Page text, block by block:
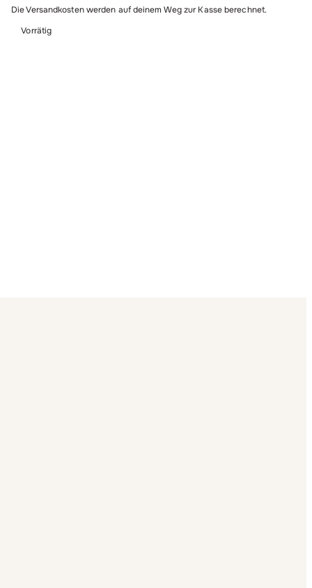
Zauber
Duell
Die Versandkosten werden auf deinem Weg zur Kasse berechnet.
Vorrätig